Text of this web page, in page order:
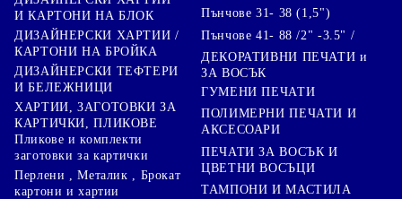
И КАРТОНИ НА БЛОК
ДИЗАЙНЕРСКИ ХАРТИИ /
КАРТОНИ НА БРОЙКА
ДИЗАЙНЕРСКИ ТЕФТЕРИ
И БЕЛЕЖНИЦИ
ХАРТИИ, ЗАГОТОВКИ ЗА
КАРТИЧКИ, ПЛИКОВЕ
Пликове и комплекти
заготовки за картички
Перлени , Металик , Брокат
картони и хартии
Пънчове 31- 38 (1,5")
Пънчове 41- 88 /2" -3.5" /
ДЕКОРАТИВНИ ПЕЧАТИ и
ЗА ВОСЪК
ГУМЕНИ ПЕЧАТИ
ПОЛИМЕРНИ ПЕЧАТИ И
АКСЕСОАРИ
ПЕЧАТИ ЗА ВОСЪК И
ЦВЕТНИ ВОСЪЦИ
ТАМПОНИ И МАСТИЛА